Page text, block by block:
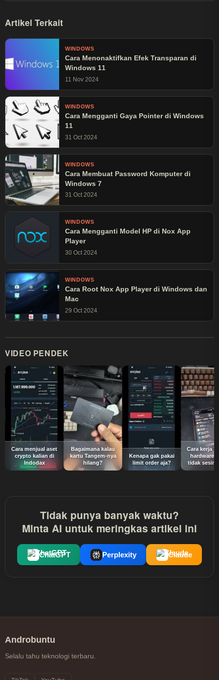
Artikel Terkait
WINDOWS
Cara Menonaktifkan Efek Transparan di
Windows 11
11 Nov 2024
WINDOWS
Cara Mengganti Gaya Pointer di Windows
11
31 Oct 2024
WINDOWS
Cara Membuat Password Komputer di
Windows 7
31 Oct 2024
WINDOWS
Cara Mengganti Model HP di Nox App
Player
30 Oct 2024
WINDOWS
Cara Root Nox App Player di Windows dan
Mac
29 Oct 2024
VIDEO PENDEK
Cara menjual aset
crypto kalian di
Indodax
Bagaimana kalau
kartu Tangem-nya
hilang?
Kenapa gak pakai
limit order aja?
Cara kerja
hardware
tidak
Tidak punya banyak waktu?
Minta AI untuk meringkas artikel ini
ChatGPT Perplexity Claude
Androbuntu
Selalu tahu teknologi terbaru.